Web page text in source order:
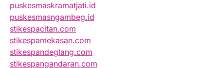
puskesmaskramatjati.id
puskesmasngambeg.id
stikespacitan.com
stikespamekasan.com
stikespandeglang.com
stikespangandaran.com